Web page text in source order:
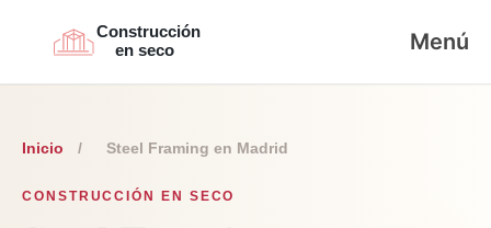
Menú
Inicio / Steel Framing en Madrid
CONSTRUCCIÓN EN SECO